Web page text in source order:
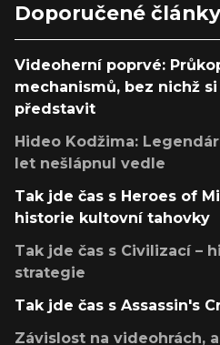
Doporučené články
Videoherní poprvé:
mechanismů, bez nichž
představit
Hideo Kodžima:
let nešlápnul vedle
Tak jde čas s Heroes of
historie kultovní tahovky
Tak jde čas s Civilizací –
strategie
Tak jde čas s Assassin's
Závislost na videohrách,